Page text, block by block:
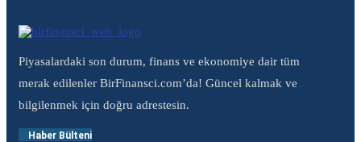
Piyasalardaki son durum, finans ve ekonomiye dair tüm
merak edilenler BirFinansci.com’da! Güncel kalmak ve
bilgilenmek için doğru adrestesin.
Haber Bülteni